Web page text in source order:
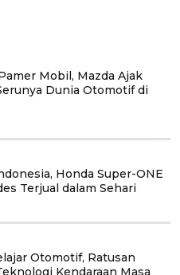
Mobil, Mazda Ajak
Dunia Otomotif di
Honda Super-ONE
Terjual dalam Sehari
Otomotif, Ratusan
Kendaraan Masa